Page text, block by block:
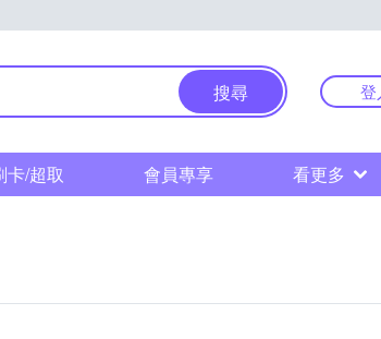
搜尋 登
卡/超取 會員專享 看更多